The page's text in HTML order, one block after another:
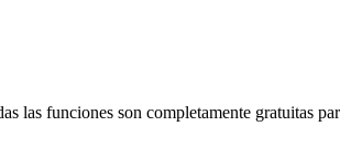
las funciones son completamente gratuitas